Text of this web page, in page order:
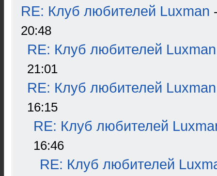
RE: Клуб любителей Luxman
20:48
RE: Клуб любителей Luxman
21:01
RE: Клуб любителей Luxman
16:15
RE: Клуб любителей
16:46
RE: Клуб любителей